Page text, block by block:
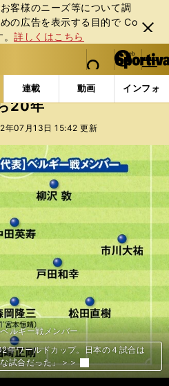
客様のニーズ等について調
の広告を表⽰する⽬的で Co
。詳しくはこちら
閉じ
る
web Sportiva (webスポルティーバ)
検索
マイペ
ー
ジ
メニュ
連載 動画 インフォ
コラムフォト 【特集】日韓Ｗ杯
20年
年07月13日 15:42 更新
ルギー戦メンバー
年ワールドカップ。日本の４試合は
試合だった」＞＞
戦のメンバー
年ワールドカップ。日本の４試合は
試合だった」＞＞
ュニジア戦のメンバー
ドカップの日本の４試合。日本らし
采配＞＞
ド16のトルコ戦のメンバー
ドカップの日本の４試合。日本らし
采配＞＞
同点ゴールを決めた鈴木隆行
ワールドカップ。日本の４試合は
試合だった」＞＞
潤一
ワールドカップ。日本の４試合は
試合だった」＞＞
本恒靖
ワールドカップ。日本の４試合は
試合だった」＞＞
に進出した日本はトルコと対戦した
ドカップの日本の４試合。日本らし
采配＞＞
島寛晃
ドカップの日本の４試合。日本らし
采配＞＞
人
ールドカップでベスト11人＆期待外れ
はどちらか＞＞
た11人
ールドカップでベスト11人＆期待外れ
はどちらか＞＞
ルドカップでベスト11人＆期待外れ
はどちらか＞＞
のキャプテン・カフー
ルドカップでベスト11人＆期待外れ
はどちらか＞＞
ーン
ルドカップでベスト11人＆期待外れ
はどちらか＞＞
バラック
ルドカップでベスト11人＆期待外れ
はどちらか＞＞
ベッカム
ルドカップでベスト11人＆期待外れ
はどちらか＞＞
ジョンファン
ルドカップでベスト11人＆期待外れ
はどちらか＞＞
かったジダン
ルドカップでベスト11人＆期待外れ
はどちらか＞＞
フランスのアンリ
ルドカップでベスト11人＆期待外れ
はどちらか＞＞
ペインを上位に導けなかった
ルドカップでベスト11人＆期待外れ
はどちらか＞＞
ランチェスコ・トッティ
ルドカップでベスト11人＆期待外れ
はどちらか＞＞
幸氏
ンチ転向。赤髪モヒカン姿で日韓W杯
だ日本代表。後列一番左が戸田
ンチ転向。赤髪モヒカン姿で日韓W杯
」について語る戸田和幸氏
たことがない」。日韓Ｗ杯でエリート
た ＞＞
た戸田
たことがない」。日韓Ｗ杯でエリート
た ＞＞
れて悔しさを露わにする戸田
のトルコ戦。戸田和幸は「今だから言
＞＞
のトルコ戦。戸田和幸は「今だから言
＞＞
界選手権に出場した宮本恒靖（後列一
、出るのか」。初のW杯の舞台は「体
」＞＞
本恒靖氏
、出るのか」。初のW杯の舞台は「体
」＞＞
裏話。トルシエ監督には伝えず「微調
を分かち合う宮本（右から２人目）
裏話。トルシエ監督には伝えず「微調
た黒マスク
。話題のフェイスガードの知られざる
。話題のフェイスガードの知られざる
ド（ブラジル）
帰のカーン…2002年Ｗ杯決勝両軍の
）
ことは好かんかったけど、言ってい
。レジェンドふたりは「それが日本サッ
ことは好かんかったけど、言ってい
活躍を最も期待している三笘薫
うておく」カタールＷ杯でレジェンド
）
うておく」カタールＷ杯でレジェンド
ルしたイルハン・マンスズ（トルコ）
うつ病を告白のドノバン…2002年の
３番目）と三都主アレサンドロ（前列左
本代表
の悔恨。違う結果になったかもしれな
して懸命にプレーしたが...
の甘さを吐露。「トルコ戦に向けて死
と思う」＞＞
グループリーグ突破へ大いに貢献した明
。「異常」な状態にあった20年前から
ルイジ・コッリーナ主審（イタリア）
アン・ヴィエリ、そして審判界のヒー
稲本潤一
ーを回想。バチバチのライバル関係や
たのか＞＞
い
ム内事情。中田英寿との関係性や「ピ
＞
戻ってきた
上の成長。日韓Ｗ杯から20年でこう変
一印象。「馬鹿にされているような。
＞＞
の楢﨑正剛
監督にこっぴどく怒られた。「ケチョ
＞＞
選考について語る山本昌邦氏
。2002年日韓Ｗ杯の日本代表メンバ
でトルシエ監督は「奇策」を打ったが...
本昌邦が日韓Ｗ杯トルコ戦で三都主と
＞
あと一歩まで迫った日本代表
。「大事なのはいい選手を集めるよ
るブラジル代表のカフー
ことができたのか」。あの日から20
杯優勝までの道のり＞＞
髪型は日本では「大五郎カット」と呼ば
本当の理由とは？ 今、明かされる
＞＞
したFW岡野雅行
い出のワールドカップ。「岡野！なん
ーを発表するジーコ監督
プに行けると思った時は？「タマーダ
中に水が残っている」
とザッケローニ。「人生で初めて監督
した中村憲剛
ドカップとは？「あれを決めていれ
＞